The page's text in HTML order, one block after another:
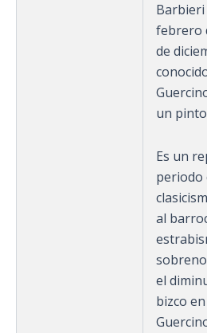
Barbieri
febrero
de
un
Es un
periodo
al
el
bizco